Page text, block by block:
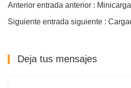
Anterior entrada anterior :
Deja tus mensajes